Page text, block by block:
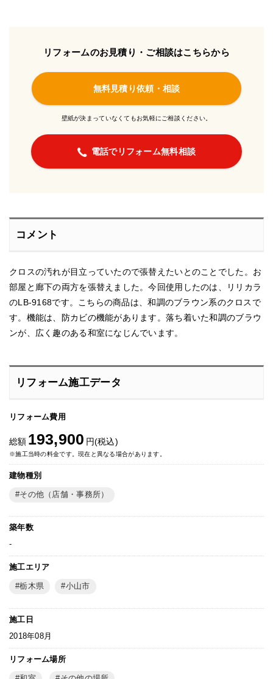
リフォームのお見積り・ご相談はこちらから
無料見積り依頼・相談
壁紙が決まっていなくてもお気軽にご相談ください。
電話でリフォーム無料相談
コメント
クロスの汚れが目立っていたので張替えたいとのことでした。お
部屋と廊下の両方を張替えました。今回使用したのは、リリカラ
のLB-9168です。こちらの商品は、和調のブラウン系のクロスで
す。機能は、防カビの機能があります。落ち着いた和調のブラウ
ンが、広く趣のある和室になじんでいます。
リフォーム施工データ
リフォーム費用
総額 193,900 円(税込)
※施工当時の料金です。現在と異なる場合があります。
建物種別
その他（店舗・事務所）
築年数
-
施工エリア
栃木県 小山市
施工日
2018年08月
リフォーム場所